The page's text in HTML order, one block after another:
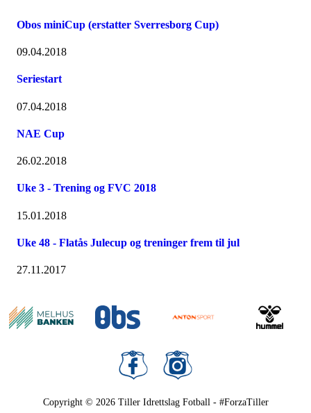
Obos miniCup (erstatter Sverresborg Cup)
09.04.2018
Seriestart
07.04.2018
NAE Cup
26.02.2018
Uke 3 - Trening og FVC 2018
15.01.2018
Uke 48 - Flatås Julecup og treninger frem til jul
27.11.2017
Copyright © 2026 Tiller Idrettslag Fotball - #ForzaTiller